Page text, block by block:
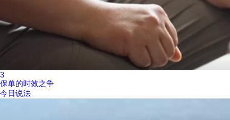
3
保单的时效之争
今日说法